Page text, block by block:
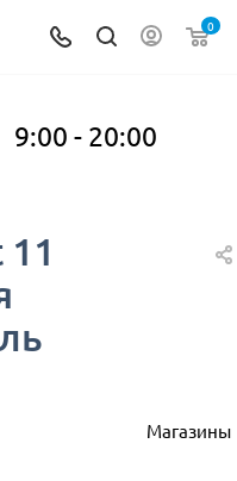
0
9:00 - 20:00
Магазины